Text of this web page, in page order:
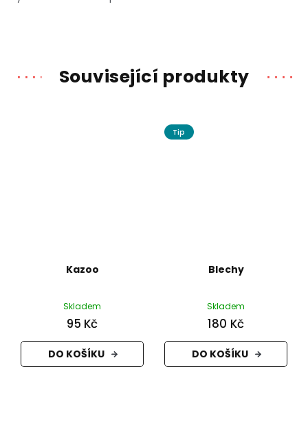
Související produkty
Kazoo
Skladem
95 Kč
DO KOŠÍKU
Tip
Blechy
Skladem
180 Kč
DO KOŠÍKU